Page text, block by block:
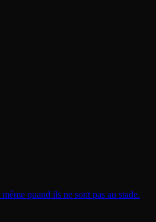
quand ils ne sont pas au stade.